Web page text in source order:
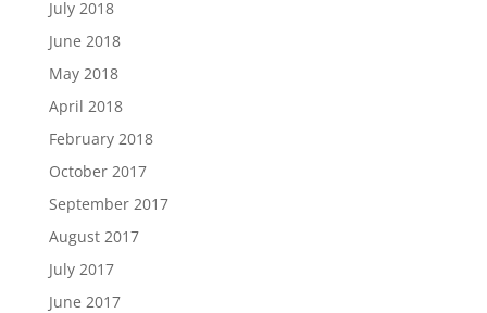
July 2018
June 2018
May 2018
April 2018
February 2018
October 2017
September 2017
August 2017
July 2017
June 2017